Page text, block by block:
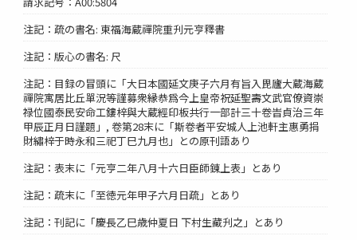
注記：疏の書名: 東福海蔵禪院重刋元亨釋書
注記：版心の書名: 尺
注記：目録の冒頭に「大日本國延文庚子六月有旨入毘廬大蔵海蔵
禪院寓居比丘單況等謹募衆縁恭爲今上皇帝祝延聖壽文武官僚資崇
禄位國泰民安命工鏤梓與大蔵經印板共行一部計三十卷旹貞治三年
甲辰正月日謹題」, 卷第28末に「斯卷者平安城人上池軒主惠勇捐
財繡梓于時永和三祀丁巳九月也」との原刊語あり
注記：表末に「元亨二年八月十六日臣師錬上表」とあり
注記：疏末に「至徳元年甲子六月日疏」とあり
注記：刊記に「慶長乙巳歳仲夏日 下村生藏刋之」とあり